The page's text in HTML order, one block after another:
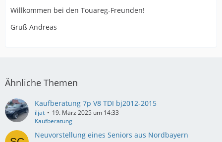
Willkommen bei den Touareg-Freunden!
Gruß Andreas
Ähnliche Themen
Kaufberatung 7p V8 TDI bj2012-2015
iljat
19. März 2025 um 14:33
Kaufberatung
Neuvorstellung eines Seniors aus Nordbayern